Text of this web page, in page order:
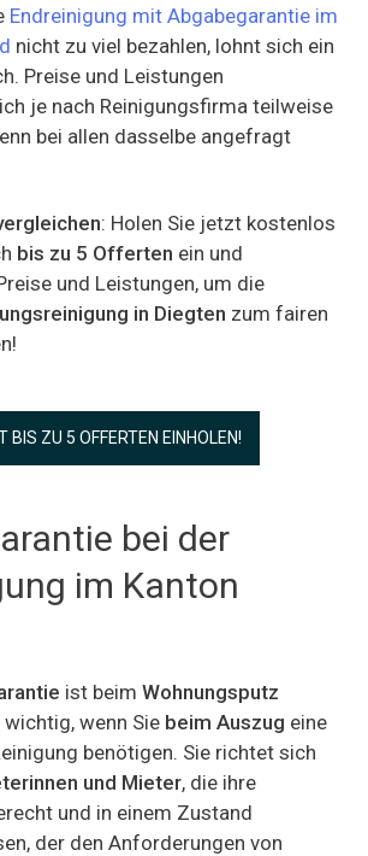
Endreinigung mit Abgabegarantie im
nicht zu viel bezahlen, lohnt sich ein
Preise und Leistungen
je nach Reinigungsfirma teilweise
bei allen dasselbe angefragt
: Holen Sie jetzt kostenlos
bis zu 5 Offerten ein und
und Leistungen, um die
in Diegten zum fairen
BIS ZU 5 OFFERTEN EINHOLEN!
bei der
im Kanton
ist beim Wohnungsputz
wenn Sie beim Auszug eine
benötigen. Sie richtet sich
und Mieter, die ihre
und in einem Zustand
der den Anforderungen von